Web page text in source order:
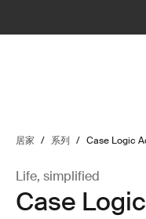
居家 / 系列 / Case Logic
Life, simplified
Case